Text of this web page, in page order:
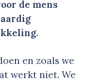
de mens
en zoals we
werkt niet. We